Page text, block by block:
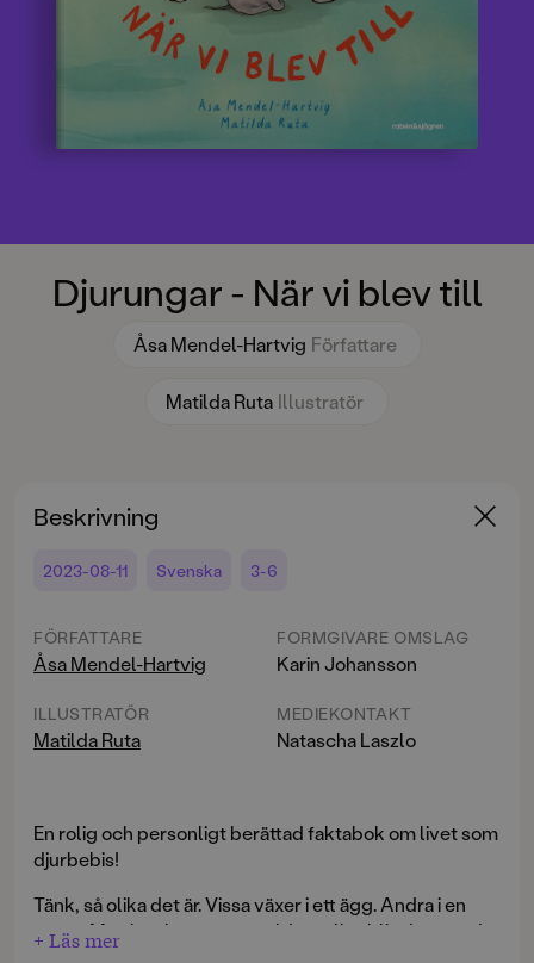
Djurungar - När vi blev till
Åsa Mendel-Hartvig Författare
Matilda Ruta Illustratör
Beskrivning
2023-08-11 Svenska 3-6
FÖRFATTARE
Åsa Mendel-Hartvig
ILLUSTRATÖR
Matilda Ruta
FORMGIVARE OMSLAG
Karin Johansson
MEDIEKONTAKT
Natascha Laszlo
En rolig och personligt berättad faktabok om livet som
djurbebis!
Tänk, så olika det är. Vissa växer i ett ägg. Andra i en
mage. Man kan ha fosterföräldrar, eller bli adopterad.
+ Läs mer